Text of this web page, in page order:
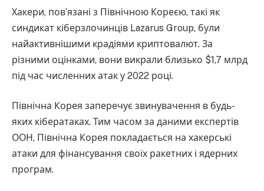
Хакери, пов’язані з Північною Кореєю, такі як
синдикат кіберзлочинців Lazarus Group, були
найактивнішими крадіями криптовалют. За
різними оцінками, вони викрали близько $1,7 млрд
під час численних атак у 2022 році.
Північна Корея заперечує звинувачення в будь-
яких кібератаках. Тим часом за даними експертів
ООН, Північна Корея покладається на хакерські
атаки для фінансування своїх ракетних і ядерних
програм.